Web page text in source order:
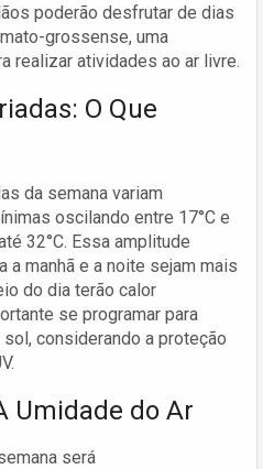
poderão desfrutar de dias
grossense, uma
realizar atividades ao ar livre.
O Que
da semana variam
oscilando entre 17°C e
32°C. Essa amplitude
a manhã e a noite sejam mais
do dia terão calor
se programar para
considerando a proteção
Umidade do Ar
será